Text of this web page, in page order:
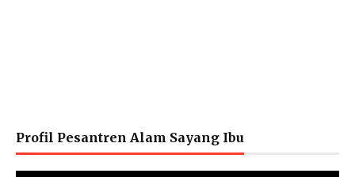
Profil Pesantren Alam Sayang Ibu